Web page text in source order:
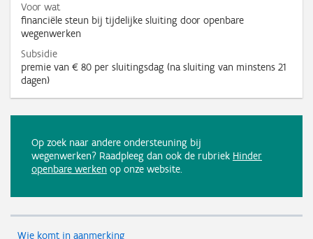
Voor wat
financiële steun bij tijdelijke sluiting door openbare
wegenwerken
Subsidie
premie van € 80 per sluitingsdag (na sluiting van minstens 21
dagen)
Op zoek naar andere ondersteuning bij
wegenwerken? Raadpleeg dan ook de rubriek Hinder
openbare werken op onze website.
Wie komt in aanmerking